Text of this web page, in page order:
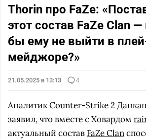
Thorin про FaZe:
этот состав FaZe Clan
бы ему не выйти в
мейджоре?»
21.05.2025 в 13:13 4
Аналитик Counter-Strike 2 Данкан
заявил, что вместе с Ховардом
актуальный состав FaZe Clan